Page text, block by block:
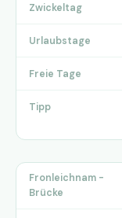
Zwickeltag
Urlaubstage
Freie Tage
Tipp
Fronleichnam -
Brücke